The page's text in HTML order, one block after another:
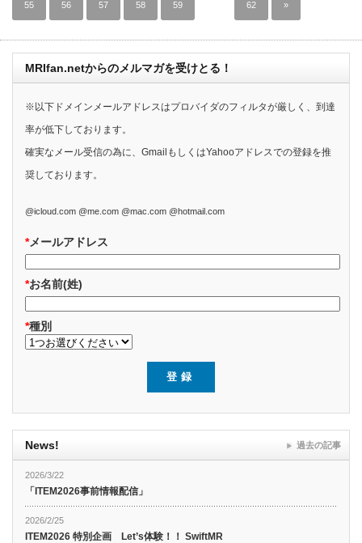
55 56 57 58 59 62 »
MRIfan.netからのメルマガを受けとる！
※以下ドメインメールアドレスはプロバイダのフィルタが厳しく、到達
率が低下しております。
確実なメール受信の為に、GmailもしくはYahooアドレスでの登録を推
奨しております。
@icloud.com @me.com @mac.com @hotmail.com
*メールアドレス
*お名前(姓)
*種別
News!
2026/3/22
「ITEM2026事前情報配信」
2026/2/25
ITEM2026 特別企画 Let’s体験！！ SwiftMR
過去の記事